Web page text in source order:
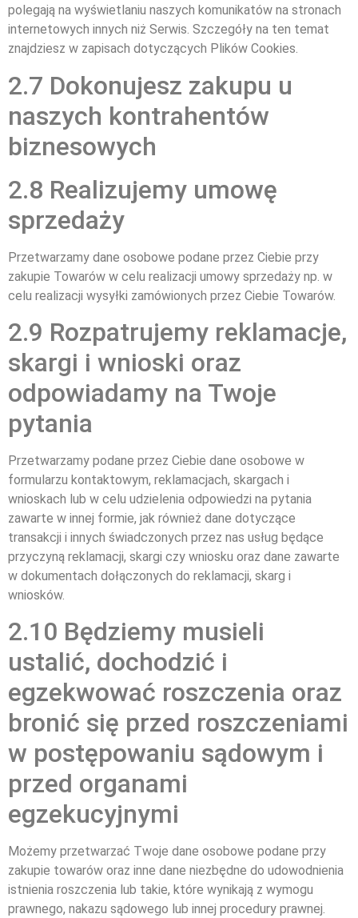
polegają na wyświetlaniu naszych komunikatów na stronach
internetowych innych niż Serwis. Szczegóły na ten temat
znajdziesz w zapisach dotyczących Plików Cookies.
2.7 Dokonujesz zakupu u
naszych kontrahentów
biznesowych
2.8 Realizujemy umowę
sprzedaży
Przetwarzamy dane osobowe podane przez Ciebie przy
zakupie Towarów w celu realizacji umowy sprzedaży np. w
celu realizacji wysyłki zamówionych przez Ciebie Towarów.
2.9 Rozpatrujemy reklamacje,
skargi i wnioski oraz
odpowiadamy na Twoje
pytania
Przetwarzamy podane przez Ciebie dane osobowe w
formularzu kontaktowym, reklamacjach, skargach i
wnioskach lub w celu udzielenia odpowiedzi na pytania
zawarte w innej formie, jak również dane dotyczące
transakcji i innych świadczonych przez nas usług będące
przyczyną reklamacji, skargi czy wniosku oraz dane zawarte
w dokumentach dołączonych do reklamacji, skarg i
wniosków.
2.10 Będziemy musieli
ustalić, dochodzić i
egzekwować roszczenia oraz
bronić się przed roszczeniami
w postępowaniu sądowym i
przed organami
egzekucyjnymi
Możemy przetwarzać Twoje dane osobowe podane przy
zakupie towarów oraz inne dane niezbędne do udowodnienia
istnienia roszczenia lub takie, które wynikają z wymogu
prawnego, nakazu sądowego lub innej procedury prawnej.